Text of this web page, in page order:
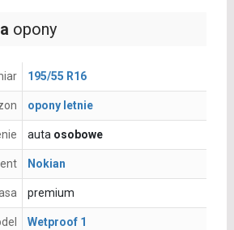
opony
195/55 R16
opony letnie
auta osobowe
Nokian
premium
Wetproof 1